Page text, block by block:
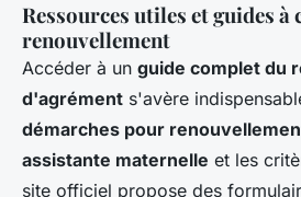
Ressources utiles et guides
renouvellement
Accéder à un guide complet du
d'agrément s'avère
démarches pour
assistante maternelle et les
site officiel propose des